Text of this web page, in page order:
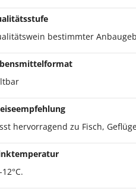
bestimmter
hervorragend zu Fisch,